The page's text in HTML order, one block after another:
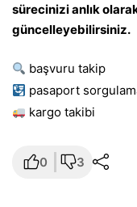
sürecinizi anlık
güncelleyebilirsiniz.
başvuru takip
pasaport
kargo takibi
0 3